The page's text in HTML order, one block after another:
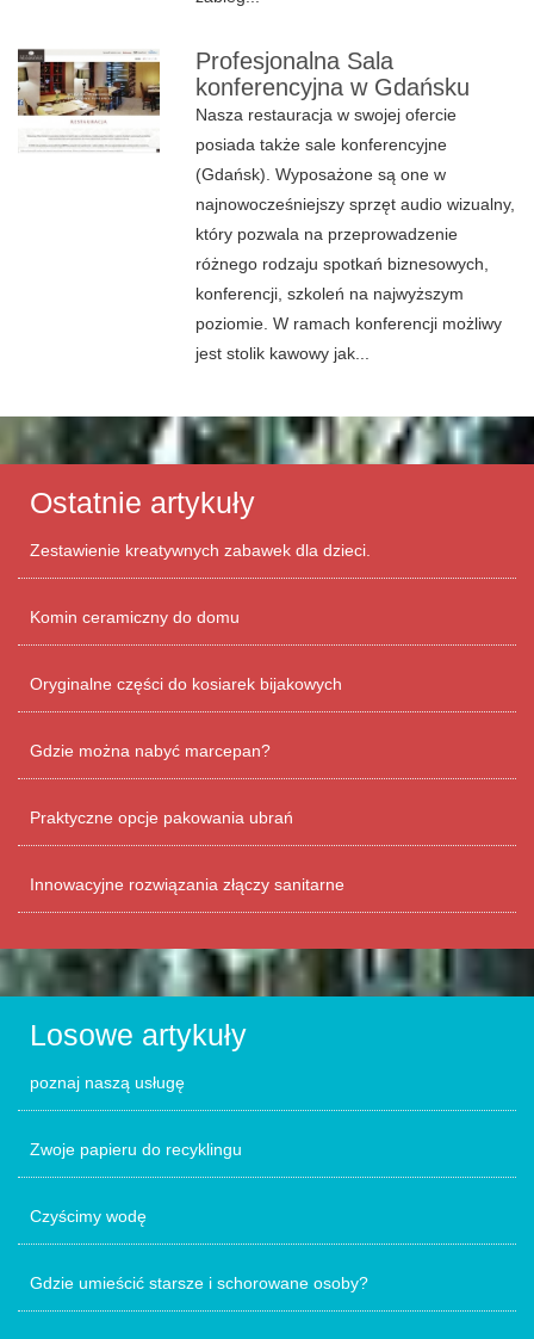
Profesjonalna Sala
konferencyjna w Gdańsku
Nasza restauracja w swojej ofercie
posiada także sale konferencyjne
(Gdańsk). Wyposażone są one w
najnowocześniejszy sprzęt audio wizualny,
który pozwala na przeprowadzenie
różnego rodzaju spotkań biznesowych,
konferencji, szkoleń na najwyższym
poziomie. W ramach konferencji możliwy
jest stolik kawowy jak...
Ostatnie artykuły
Zestawienie kreatywnych zabawek dla dzieci.
Komin ceramiczny do domu
Oryginalne części do kosiarek bijakowych
Gdzie można nabyć marcepan?
Praktyczne opcje pakowania ubrań
Innowacyjne rozwiązania złączy sanitarne
Losowe artykuły
poznaj naszą usługę
Zwoje papieru do recyklingu
Czyścimy wodę
Gdzie umieścić starsze i schorowane osoby?